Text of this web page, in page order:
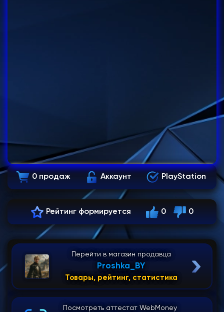
0 продаж Аккаунт PlayStation
Рейтинг формируется 0 0
Перейти в магазин продавца
Proshka_BY
Товары, рейтинг, статистика
Посмотреть аттестат WebMoney